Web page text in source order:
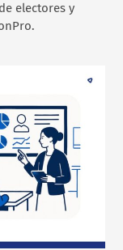
electores y